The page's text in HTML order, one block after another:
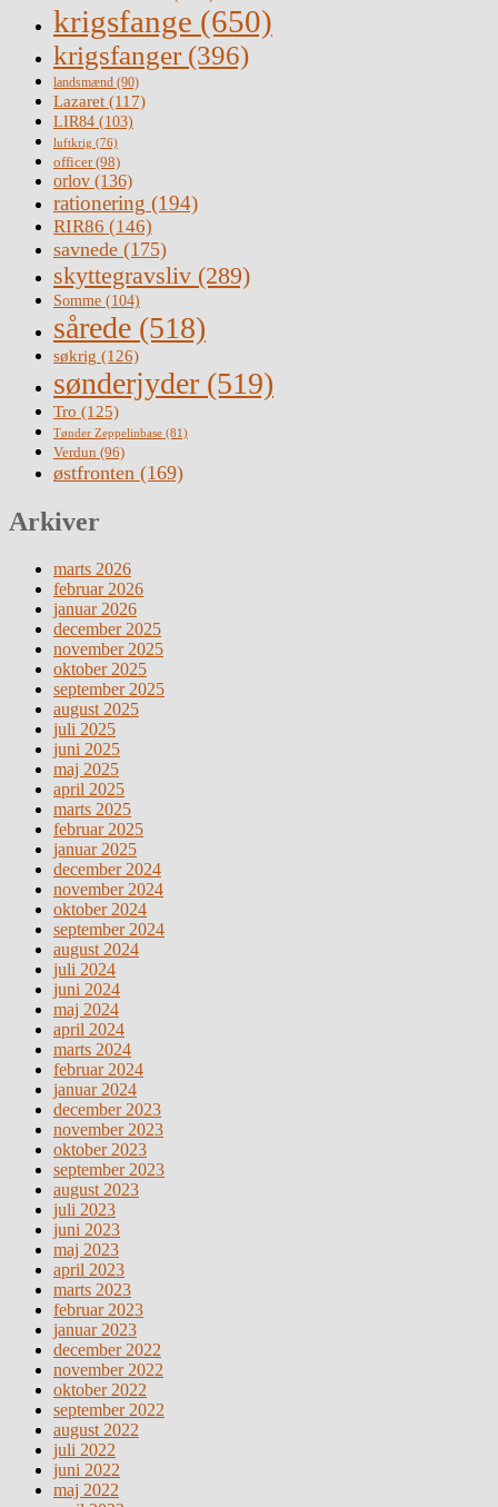
krigsfange (650)
krigsfanger (396)
landsmænd (90)
Lazaret (117)
LIR84 (103)
luftkrig (76)
officer(98)
orlov (136)
rationering (194)
RIR86 (146)
savnede (175)
skyttegravsliv (289)
Somme (104)
sårede (518)
søkrig (126)
sønderjyder (519)
Tro (125)
Tønder Zeppelinbase (81)
Verdun (96)
østfronten (169)
Arkiver
marts 2026
februar 2026
januar 2026
december 2025
november 2025
oktober 2025
september 2025
august 2025
juli 2025
juni 2025
maj 2025
april 2025
marts 2025
februar 2025
januar 2025
december 2024
november 2024
oktober 2024
september 2024
august 2024
juli 2024
juni 2024
maj 2024
april 2024
marts 2024
februar 2024
januar 2024
december 2023
november 2023
oktober 2023
september 2023
august 2023
juli 2023
juni 2023
maj 2023
april 2023
marts 2023
februar 2023
januar 2023
december 2022
november 2022
oktober 2022
september 2022
august 2022
juli 2022
juni 2022
maj 2022